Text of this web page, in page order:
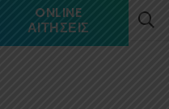
ONLINE
ΑΙΤΉΣΕΙΣ